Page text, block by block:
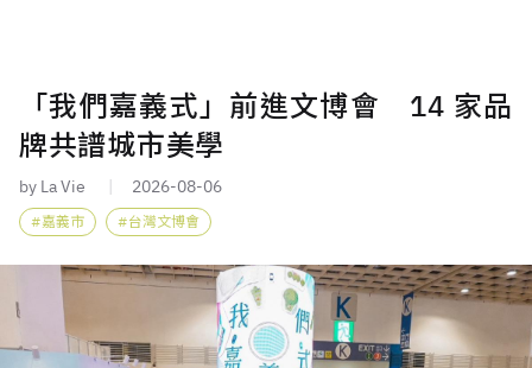
「我們嘉義式」前進文博會 14 家品
牌共譜城市美學
by La Vie 2026-08-06
嘉義市 台灣文博會